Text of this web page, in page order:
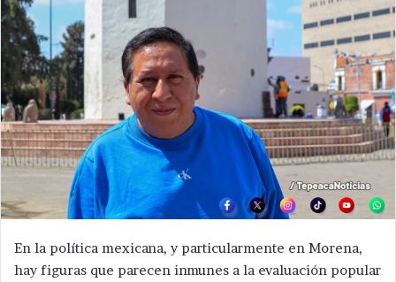
En la política mexicana, y particularmente en Morena,
hay figuras que parecen inmunes a la evaluación popular